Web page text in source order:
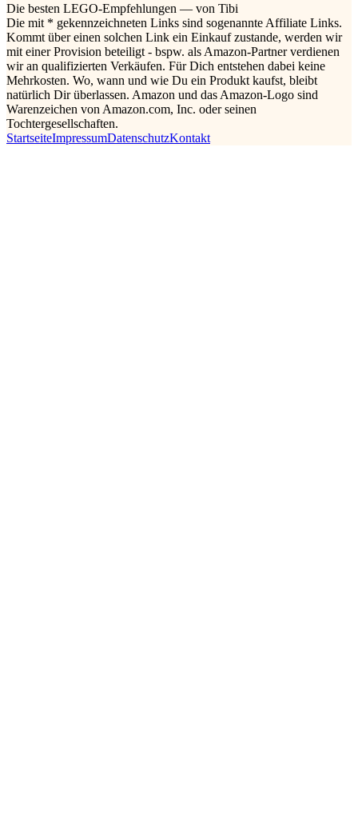
Die besten LEGO-Empfehlungen — von Tibi
Die mit * gekennzeichneten Links sind sogenannte Affiliate Links.
Kommt über einen solchen Link ein Einkauf zustande, werden wir
mit einer Provision beteiligt - bspw. als Amazon-Partner verdienen
wir an qualifizierten Verkäufen. Für Dich entstehen dabei keine
Mehrkosten. Wo, wann und wie Du ein Produkt kaufst, bleibt
natürlich Dir überlassen. Amazon und das Amazon-Logo sind
Warenzeichen von Amazon.com, Inc. oder seinen
Tochtergesellschaften.
StartseiteImpressumDatenschutzKontakt